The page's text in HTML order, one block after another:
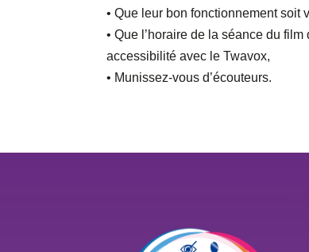
• Que leur bon fonctionnement soit
• Que l’horaire de la séance du
accessibilité avec le Twavox,
• Munissez-vous d’écouteurs.